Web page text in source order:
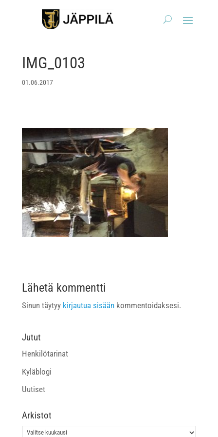
IMG_0103
01.06.2017
Lähetä kommentti
Sinun täytyy kirjautua sisäänkommentoidaksesi.
Jutut
Henkilötarinat
Kyläblogi
Uutiset
Arkistot
Arkistot